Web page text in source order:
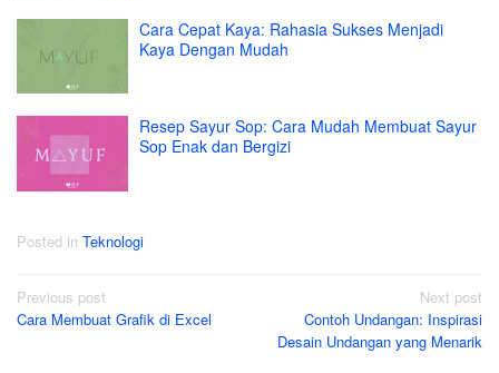
Cara Cepat Kaya: Rahasia Sukses Menjadi
Kaya Dengan Mudah
Resep Sayur Sop: Cara Mudah Membuat Sayur
Sop Enak dan Bergizi
Posted in Teknologi
Post
navigation
Previous post
Cara Membuat Grafik di Excel
Next post
Contoh Undangan: Inspirasi
Desain Undangan yang Menarik